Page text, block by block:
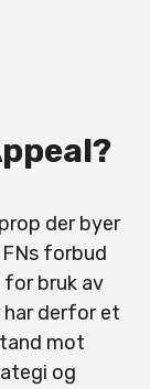
der byer
forbud
bruk av
derfor et
mot
og